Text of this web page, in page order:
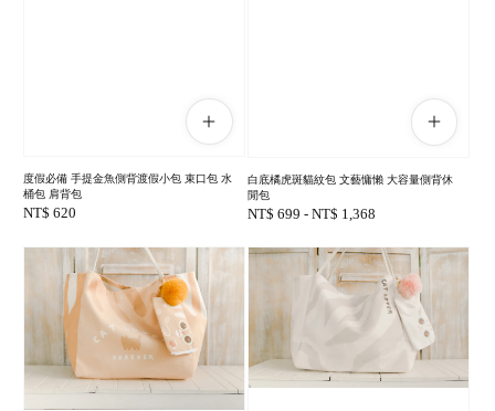
度假必備 手提金魚側背渡假小包 束口包 水
桶包 肩背包
Regular
NT$ 620
白底橘虎斑貓紋包 文藝慵懶 大容量側背休
閒包
Regular
NT$ 699 - NT$ 1,368